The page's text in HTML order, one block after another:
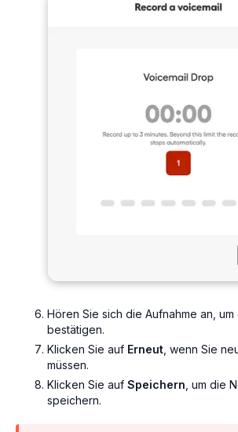
Hören Sie sich die Aufnahme an, um
bestätigen.
Klicken Sie auf Erneut , wenn Sie
müssen.
Klicken Sie auf Speichern , um die
speichern.